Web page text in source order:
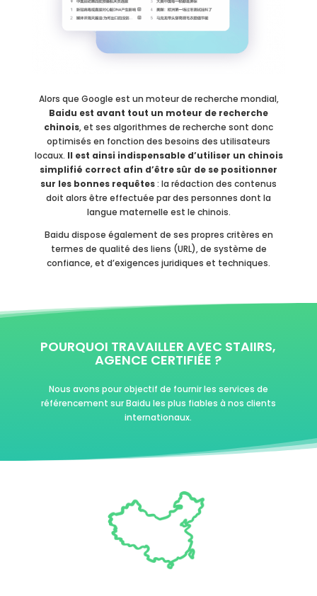
Alors que Google est un moteur de recherche mondial,
Baidu est avant tout un moteur de recherche
chinois, et ses algorithmes de recherche sont donc
optimisés en fonction des besoins des utilisateurs
locaux. Il est ainsi indispensable d’utiliser un chinois
simplifié correct afin d’être sûr de se positionner
sur les bonnes requêtes: la rédaction des contenus
doit alors être effectuée par des personnes dont la
langue maternelle est le chinois.
Baidu dispose également de ses propres critères en
termes de qualité des liens (URL), de système de
confiance, et d’exigences juridiques et techniques.
POURQUOI TRAVAILLER AVEC STAIIRS,
AGENCE CERTIFIÉE ?
Nous avons pour objectif de fournir les services de
référencement sur Baidu les plus fiables à nos clients
internationaux.